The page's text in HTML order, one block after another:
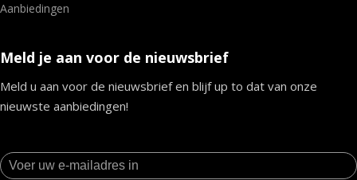
Aanbiedingen
Meld je aan voor de nieuwsbrief
Meld u aan voor de nieuwsbrief en blijf up to dat van onze
nieuwste aanbiedingen!